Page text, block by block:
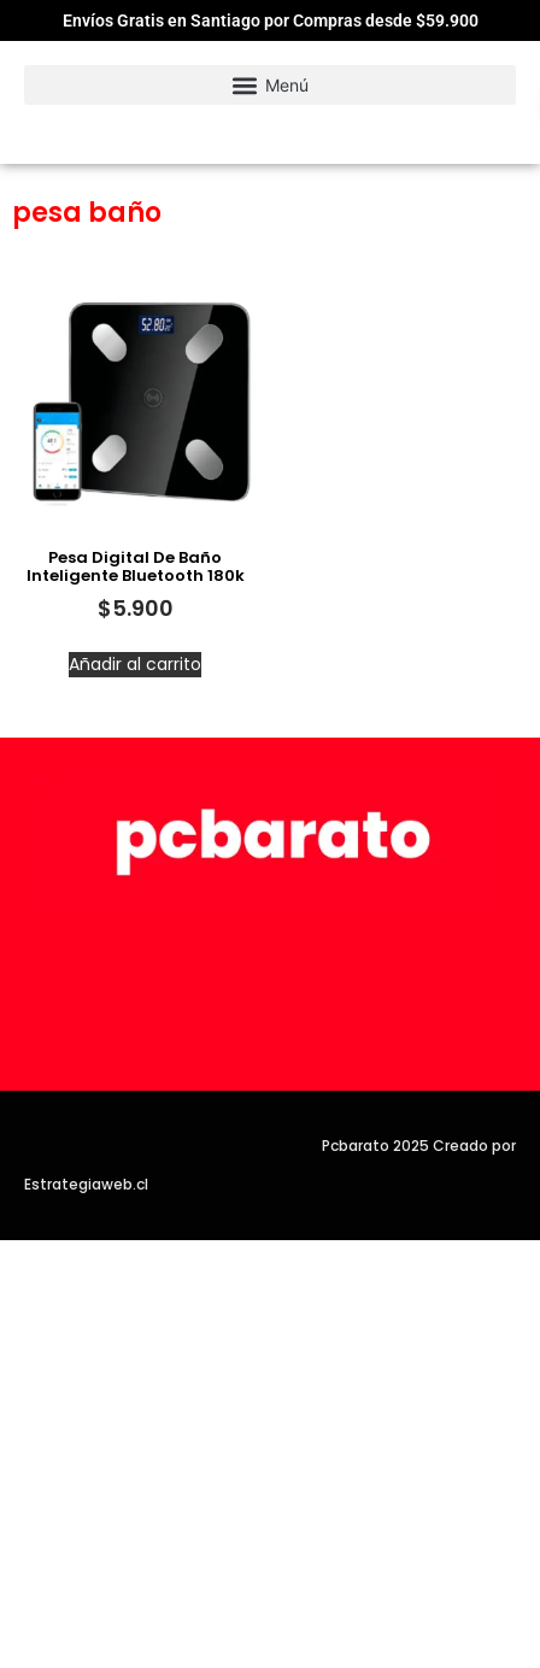
Envíos Gratis en Santiago por Compras desde $59.900
pesa baño
Pesa Digital De Baño
Inteligente Bluetooth 180k
$5.900
Añadir al carrito
Pcbarato 2025 Creado por
Estrategiaweb.cl